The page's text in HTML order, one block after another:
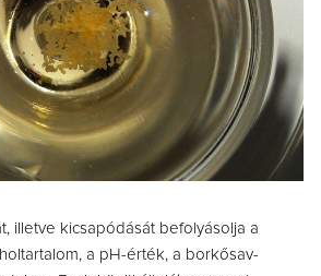
illetve kicsapódását befolyásolja a
a pH-érték, a borkősav-